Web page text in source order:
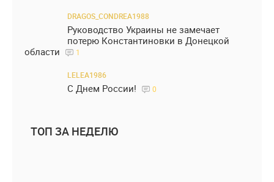
DRAGOS_CONDREA1988
Руководство Украины не замечает
потерю Константиновки в Донецкой
области
1
LELEA1986
С Днем России! 0
ТОП ЗА НЕДЕЛЮ